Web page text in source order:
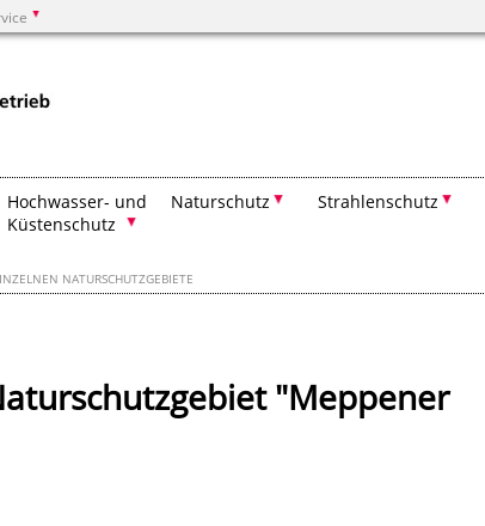
Hochwasser- und
Küstenschutz
Naturschutz Strahlenschutz
NATURSCHUTZGEBIETE
"Meppener